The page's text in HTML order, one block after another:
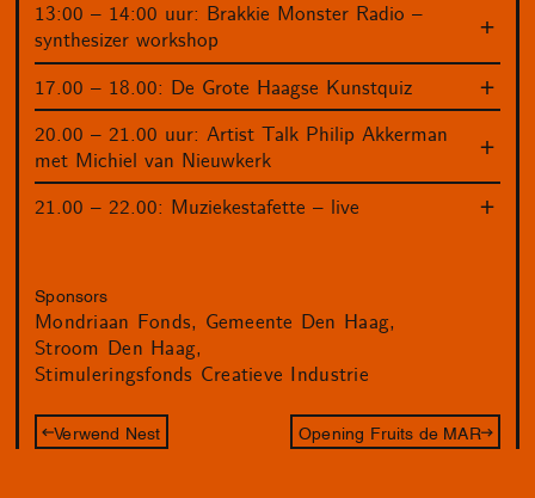
13:00 – 14:00 uur: Brakkie Monster Radio –
synthesizer workshop
17.00 – 18.00: De Grote Haagse Kunstquiz
20.00 – 21.00 uur: Artist Talk Philip Akkerman
met Michiel van Nieuwkerk
21.00 – 22.00: Muziekestafette – live
Sponsors
Mondriaan Fonds
Gemeente Den Haag
Stroom Den Haag
Stimuleringsfonds Creatieve Industrie
Verwend Nest Opening Fruits de MAR